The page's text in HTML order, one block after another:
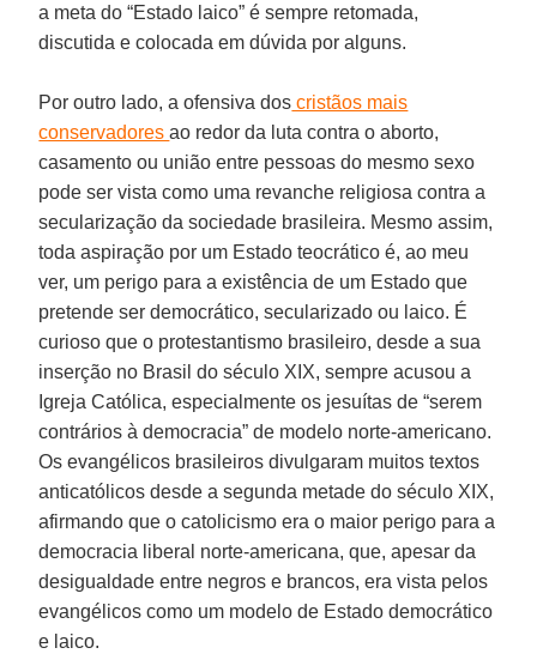
a meta do “Estado laico” é sempre retomada,
discutida e colocada em dúvida por alguns.
Por outro lado, a ofensiva dos cristãos mais
conservadoresao redor da luta contra o aborto,
casamento ou união entre pessoas do mesmo sexo
pode ser vista como uma revanche religiosa contra a
secularização da sociedade brasileira. Mesmo assim,
toda aspiração por um Estado teocrático é, ao meu
ver, um perigo para a existência de um Estado que
pretende ser democrático, secularizado ou laico. É
curioso que o protestantismo brasileiro, desde a sua
inserção no Brasil do século XIX, sempre acusou a
Igreja Católica, especialmente os jesuítas de “serem
contrários à democracia” de modelo norte-americano.
Os evangélicos brasileiros divulgaram muitos textos
anticatólicos desde a segunda metade do século XIX,
afirmando que o catolicismo era o maior perigo para a
democracia liberal norte-americana, que, apesar da
desigualdade entre negros e brancos, era vista pelos
evangélicos como um modelo de Estado democrático
e laico.